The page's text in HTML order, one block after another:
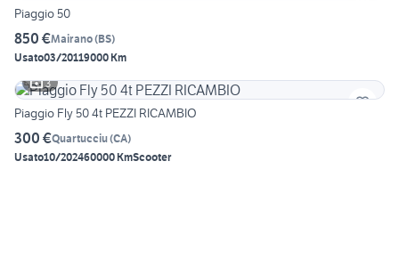
Piaggio 50
850 €Mairano(BS)
Usato03/20119000 Km
3
Piaggio Fly 50 4t PEZZI RICAMBIO
300 €Quartucciu(CA)
Usato10/202460000 KmScooter